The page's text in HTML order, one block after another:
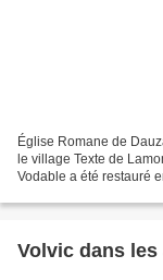
Église Romane de
le village Texte de
Vodable a été restauré
Volvic dans les